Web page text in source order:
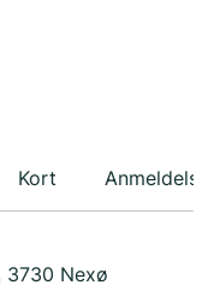
Kort
3730 Nexø